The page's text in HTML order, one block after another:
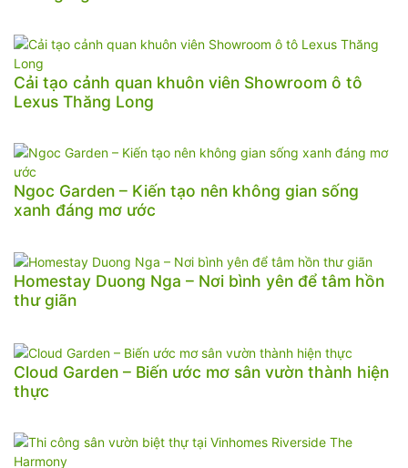
Cải tạo cảnh quan khuôn viên Showroom ô tô
Lexus Thăng Long
Ngoc Garden – Kiến tạo nên không gian sống
xanh đáng mơ ước
Homestay Duong Nga – Nơi bình yên để tâm hồn
thư giãn
Cloud Garden – Biến ước mơ sân vườn thành hiện
thực